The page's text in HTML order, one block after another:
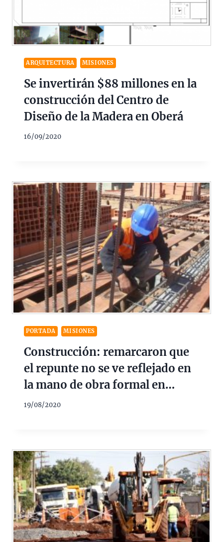
ARQUITECTURA MISIONES
Se invertirán $88 millones en la
construcción del Centro de
Diseño de la Madera en Oberá
16/09/2020
PORTADA MISIONES
Construcción: remarcaron que
el repunte no se ve reflejado en
la mano de obra formal en
19/08/2020